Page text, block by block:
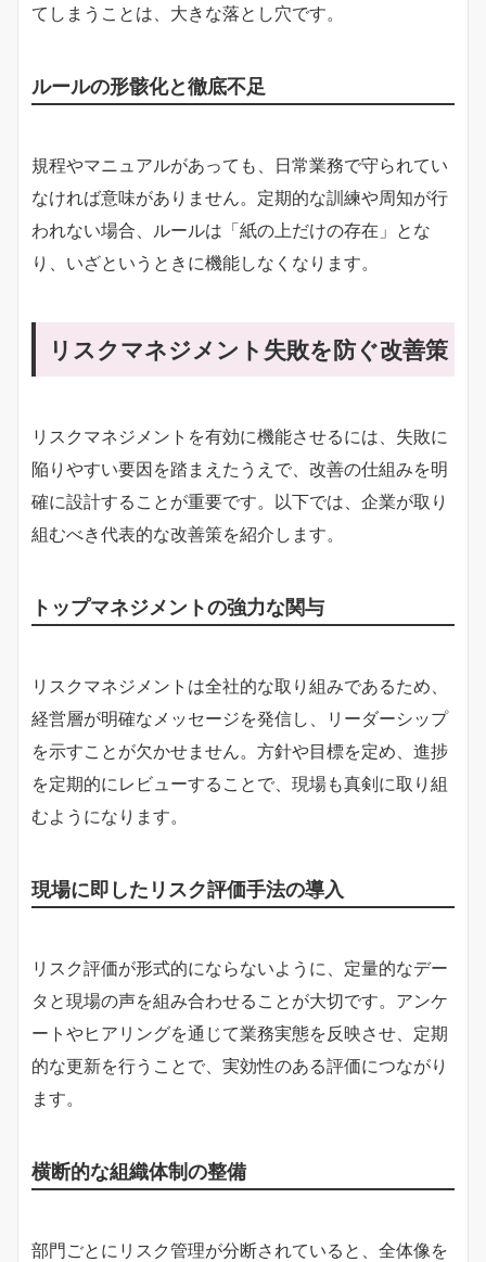
てしまうことは、大きな落とし穴です。
ルールの形骸化と徹底不足
規程やマニュアルがあっても、日常業務で守られてい
なければ意味がありません。定期的な訓練や周知が行
われない場合、ルールは「紙の上だけの存在」とな
り、いざというときに機能しなくなります。
リスクマネジメント失敗を防ぐ改善策
リスクマネジメントを有効に機能させるには、失敗に
陥りやすい要因を踏まえたうえで、改善の仕組みを明
確に設計することが重要です。以下では、企業が取り
組むべき代表的な改善策を紹介します。
トップマネジメントの強力な関与
リスクマネジメントは全社的な取り組みであるため、
経営層が明確なメッセージを発信し、リーダーシップ
を示すことが欠かせません。方針や目標を定め、進捗
を定期的にレビューすることで、現場も真剣に取り組
むようになります。
現場に即したリスク評価手法の導入
リスク評価が形式的にならないように、定量的なデー
タと現場の声を組み合わせることが大切です。アンケ
ートやヒアリングを通じて業務実態を反映させ、定期
的な更新を行うことで、実効性のある評価につながり
ます。
横断的な組織体制の整備
部門ごとにリスク管理が分断されていると、全体像を